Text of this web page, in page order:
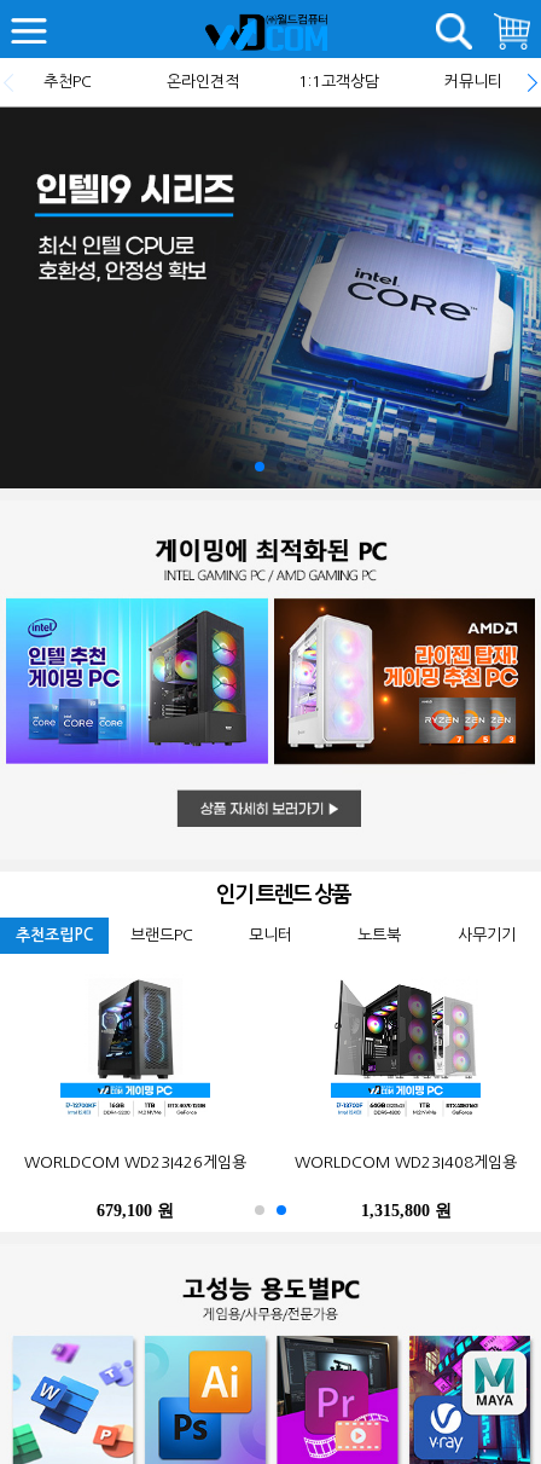
추천PC 온라인견적 1:1고객상담 커뮤니티
인기 트렌드 상품
추천조립PC 브랜드PC 모니터 노트북 사무기기
WORLDCOM WD23I426게임용
679,100 원
WORLDCOM WD23I408게임용
1,315,800 원
N100 Win10Pro (4GB, M.2
402,900 원
N10C6L2M Fanless Wi-Fi 6E Win11
486,200 원
MSI G27CQ4 E2 게이밍 170
WQHD HDR 무결점
249,000 원
한성컴퓨터 TFG32Q07P IPS QHD
리얼 75
247,500 원
포유디지탈 iMUZ 컨버터 탭 14 PRO
(스탠드 포함, SSD 256GB)
490,500 원
삼성전자 2017 노트북9 Always
NT900X3N-K517S (기본)
39,300 원
삼성전자 SL-C513W (기본토너)
259,000 원
Epson 정품 무한 L6290 (무한잉크)
396,000 원